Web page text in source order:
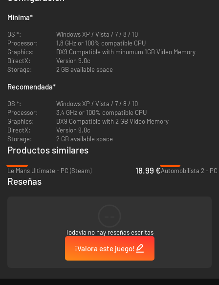
Legendary Tracks Part 3 - Hockenheim (1972, 1988, 2001, 2016 versions)
JSeptember 2017:
Brazilian Classic Touring Car Series
JSeptember 2019:
Donington Park
JSeptember 2019:
Mínima*
OS *:
Windows XP / Vista / 7 / 8 / 10
Processor:
1,8 GHz or 100% compatible CPU
Graphics:
DX9 Compatible with minumum 1GB Video Memory
DirectX:
Version 9.0c
Storage:
2 GB available space
Recomendada*
OS *:
Windows XP / Vista / 7 / 8 / 10
Processor:
3,4 GHz or 100% compatible CPU
Graphics:
DX9 Compatible with 2 GB Video Memory
DirectX:
Version 9.0c
Storage:
2 GB available space
Productos similares
Le Mans Ultimate - PC (Steam)
18.99 €Automobilista 2 - PC
Reseñas
Todavía no hay reseñas escritas
¡Valora este juego!